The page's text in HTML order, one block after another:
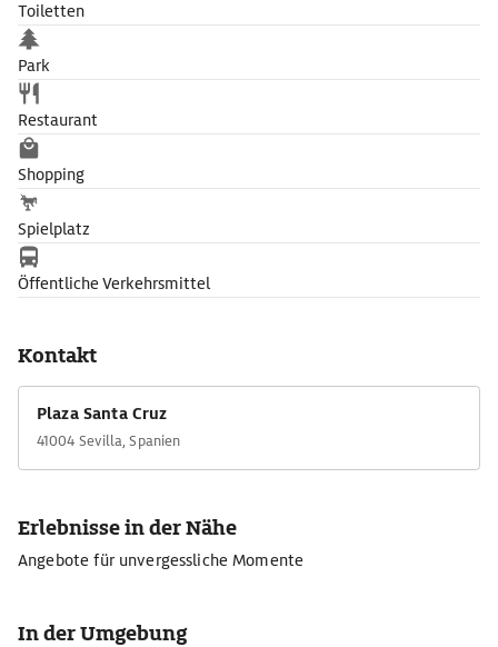
Toiletten
Park
Restaurant
Shopping
Spielplatz
Öffentliche Verkehrsmittel
Kontakt
Plaza Santa Cruz
41004 Sevilla, Spanien
Erlebnisse in der Nähe
Angebote für unvergessliche Momente
In der Umgebung